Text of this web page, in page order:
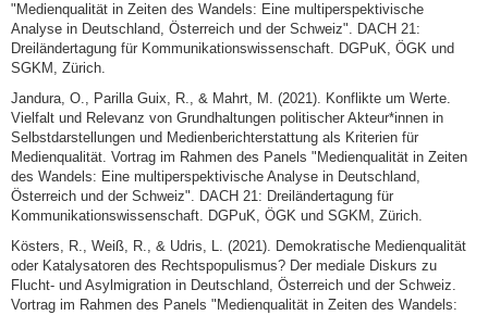
"Medienqualität in Zeiten des Wandels: Eine multiperspektivische
Analyse in Deutschland, Österreich und der Schweiz". DACH 21:
Dreiländertagung für Kommunikationswissenschaft. DGPuK, ÖGK und
SGKM, Zürich.
Jandura, O., Parilla Guix, R., & Mahrt, M. (2021). Konflikte um Werte.
Vielfalt und Relevanz von Grundhaltungen politischer Akteur*innen in
Selbstdarstellungen und Medienberichterstattung als Kriterien für
Medienqualität. Vortrag im Rahmen des Panels "Medienqualität in Zeiten
des Wandels: Eine multiperspektivische Analyse in Deutschland,
Österreich und der Schweiz". DACH 21: Dreiländertagung für
Kommunikationswissenschaft. DGPuK, ÖGK und SGKM, Zürich.
Kösters, R., Weiß, R., & Udris, L. (2021). Demokratische Medienqualität
oder Katalysatoren des Rechtspopulismus? Der mediale Diskurs zu
Flucht- und Asylmigration in Deutschland, Österreich und der Schweiz.
Vortrag im Rahmen des Panels "Medienqualität in Zeiten des Wandels: